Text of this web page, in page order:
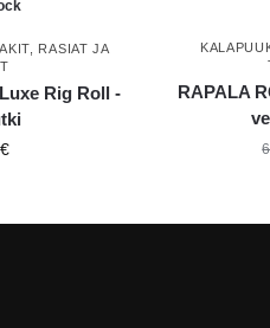
RASIAT JA
Rig Roll -
€
RAPALA